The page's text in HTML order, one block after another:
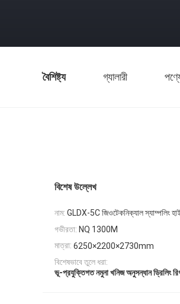
বৈশিষ্ট্য গ্যালারী
বিশেষ উল্লেখ
নাম: GLDX-5C জিওটেকনিক্যাল স্যাম্পলিং
গভীরতা: NQ 1300M
মাত্রা: 6250×2200×2730mm
বিশেষভাবে তুলে ধরা:
ভূ-প্রযুক্তিগত নমুনা খনিজ অনুসন্ধান ড্রিলিং